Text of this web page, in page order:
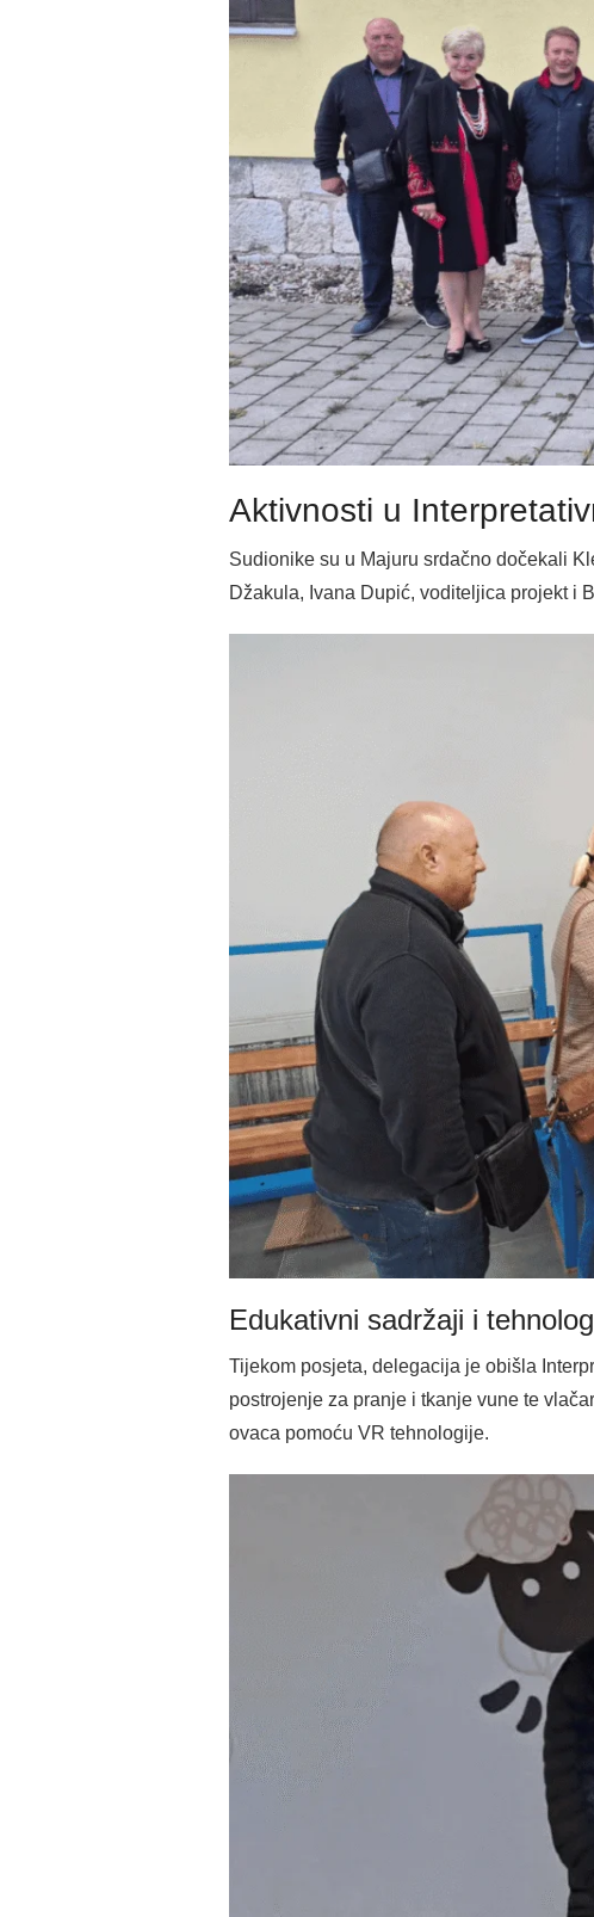
Aktivnosti u
Sudionike su u Majuru srdačno dočekali
Džakula , Ivana Dupić, voditeljica projekt i
Edukativni sadržaji i
Tijekom posjeta, delegacija je obišla
postrojenje za pranje i tkanje vune te
ovaca pomoću VR tehnologije.